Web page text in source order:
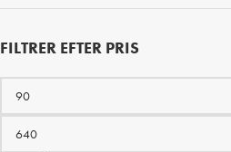
FILTRER EFTER PRIS